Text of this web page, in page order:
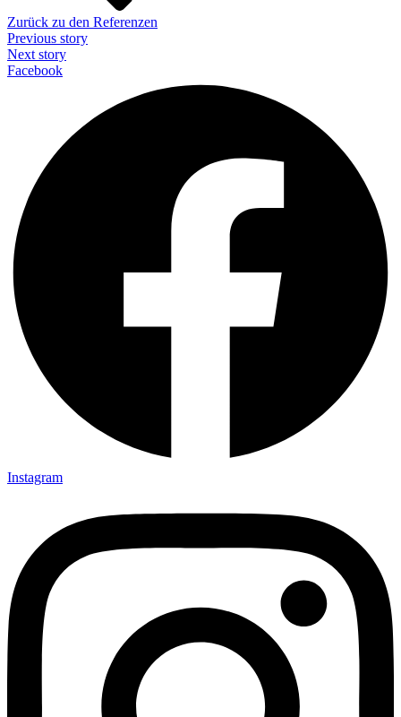
Zurück zu den Referenzen
Previous story
Next story
Facebook
Instagram